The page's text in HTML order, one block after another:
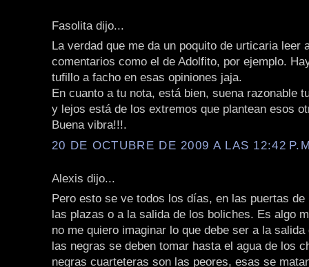
Fasolita dijo...
La verdad que me da un poquito de urticaria leer
comentarios como el de Adolfito, por ejemplo.
tufillo a facho en esas opiniones jaja.
En cuanto a tu nota, está bien, suena razonable
y lejos está de los extremos que plantean esos
Buena vibra!!!.
20 DE OCTUBRE DE 2009 A LAS 12:42
Alexis dijo...
Pero esto se ve todos los días, en las puertas
las plazas o a la salida de los boliches. Es algo
no me quiero imaginar lo que debe ser a la
las negras se deben tomar hasta el agua de los
negras cuarteteras son las peores, esas se